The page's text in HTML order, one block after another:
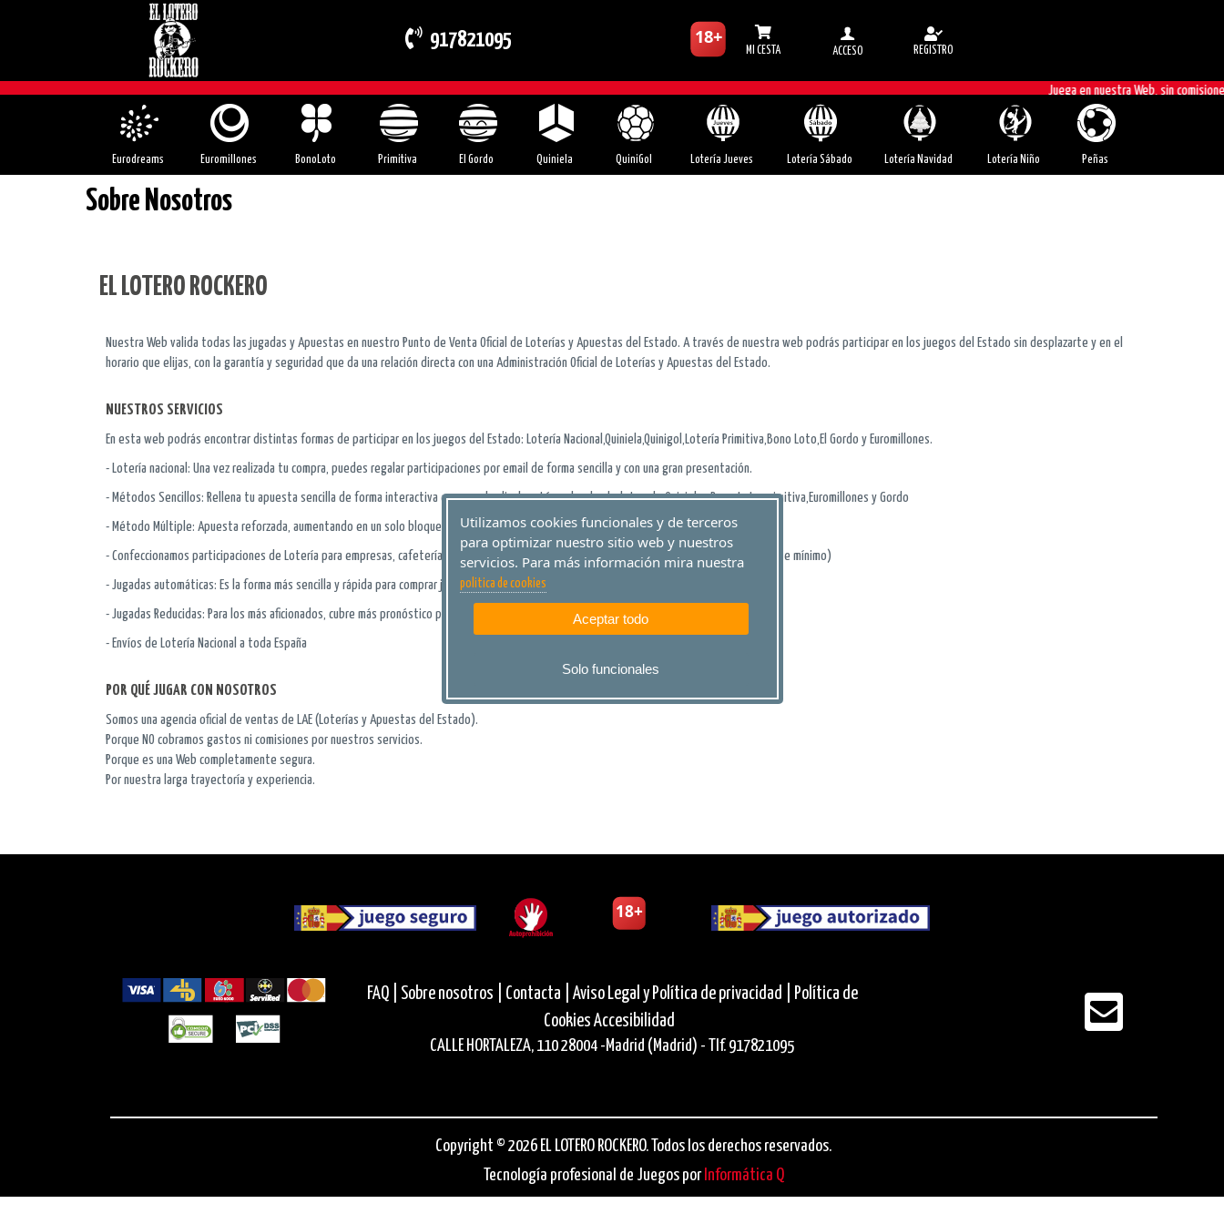
917821095 MI CESTA ACCESO REGISTRO
Juega en nuestra Web, sin comisiones
Eurodreams Euromillones BonoLoto Primitiva El Gordo Quiniela QuiniGol Lotería Jueves Lotería Sábado Lotería Navidad Lotería Niño Peñas
Sobre Nosotros
EL LOTERO ROCKERO
Nuestra Web valida todas las jugadas y Apuestas en nuestro Punto de Venta Oficial de Loterías y Apuestas del Estado. A través de nuestra web podrás participar en los juegos del Estado sin desplazarte y en el
horario que elijas, con la garantía y seguridad que da una relación directa con una Administración Oficial de Loterías y Apuestas del Estado.
NUESTROS SERVICIOS
En esta web podrás encontrar distintas formas de participar en los juegos del Estado: Lotería Nacional,Quiniela,Quinigol,Lotería Primitiva,Bono Loto,El Gordo y Euromillones.
- Lotería nacional: Una vez realizada tu compra, puedes regalar participaciones por email de forma sencilla y con una gran presentación.
- Métodos Sencillos: Rellena tu apuesta sencilla de forma interactiva con un solo clic de ratón sobre los boletos de Quinielas,Bono Loto,primitiva,Euromillones y Gordo
- Método Múltiple: Apuesta reforzada, aumentando en un solo bloque tantos pronósticos como desees.
- Confeccionamos participaciones de Lotería para empresas, cafeterías, asociaciones, comercios etc... Sin ningún coste (a partir de un importe mínimo)
- Jugadas automáticas: Es la forma más sencilla y rápida para comprar jugadas aleatorias.
- Jugadas Reducidas: Para los más aficionados, cubre más pronóstico por menos dinero
- Envíos de Lotería Nacional a toda España
POR QUÉ JUGAR CON NOSOTROS
Somos una agencia oficial de ventas de LAE (Loterías y Apuestas del Estado).
Porque NO cobramos gastos ni comisiones por nuestros servicios.
Porque es una Web completamente segura.
Por nuestra larga trayectoría y experiencia.
FAQ | Sobre nosotros | Contacta | Aviso Legal y Política de privacidad |
Política de
Cookies Accesibilidad
CALLE HORTALEZA, 110 28004 -Madrid (Madrid) - Tlf. 917821095
Copyright © 2026 EL LOTERO ROCKERO. Todos los derechos reservados.
Tecnología profesional de Juegos por Informática Q
Utilizamos cookies funcionales y de terceros
para optimizar nuestro sitio web y nuestros
servicios. Para más información mira nuestra
politica de cookies
Aceptar todo
Solo funcionales